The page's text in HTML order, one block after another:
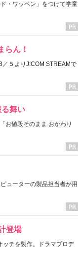
・ワッペン」をつけて学童
らん！
５よりJ:COM STREAMで
舞い
お値段そのまま おかわり
ューターの製品担当者が用
登場
ッチを製作。ドラマプロデ